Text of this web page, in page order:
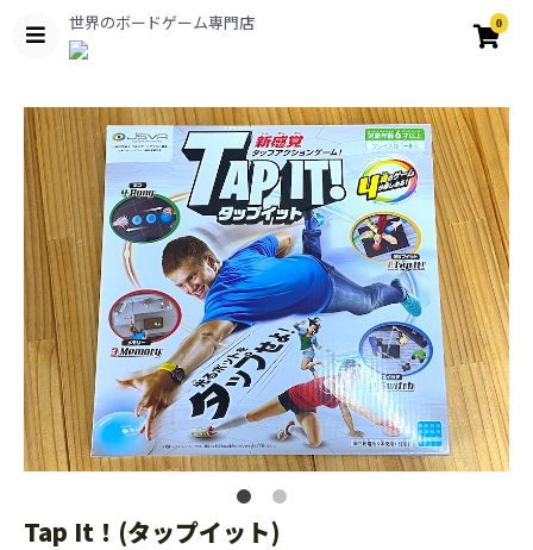
世界のボードゲーム専門店 0
Tap It！(タップイット)